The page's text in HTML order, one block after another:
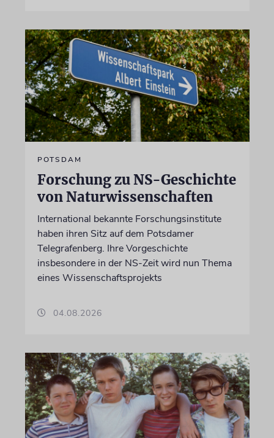
POTSDAM
Forschung zu NS-Geschichte
von Naturwissenschaften
International bekannte Forschungsinstitute
haben ihren Sitz auf dem Potsdamer
Telegrafenberg. Ihre Vorgeschichte
insbesondere in der NS-Zeit wird nun Thema
eines Wissenschaftsprojekts
04.08.2026